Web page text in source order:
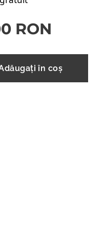
RON
în coș